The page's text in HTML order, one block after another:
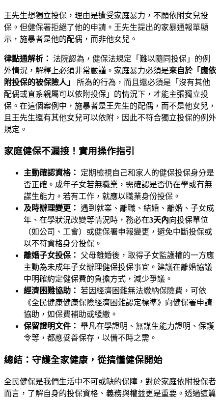
王先生想獨立投保，理由是遭受家庭暴力，不願依附女兒投
保。但健保署拒絕了他的申請。王先生提出的家暴通報單顯
示，施暴者是他的配偶，而非他女兒。
律點通解析： 法院認為，健保法規定「難以隨同投保」的例
外情況，解釋上必須非常嚴謹。家庭暴力必須是來自於「應依
附投保的被保險人」
所為的行為，而且還必須是「沒有其他
配偶或直系親屬可以依附投保」的情況下，才能主張獨立投
保。在這個案例中，施暴者是王先生的配偶，而不是他女兒，
且王先生還有其他女兒可以依附，因此不符合獨立投保的例外
規定。
家庭健保不漏接！實用操作指引
主動確認資格：
定期檢視自己和家人的健保投保身分是
否正確。成年子女若無職業，需確認是否仍在學或有無
謀生能力。若有工作，就應以職業身份投保。
及時辦理變更： 遇到就業、離職、結婚、離婚、子女成
年、在學狀況改變等情況時，務必在3天內向投保單位
（如公司、工會）或健保署申報變更，避免中斷投保或
以不符資格身分投保。
離婚子女投保：
父母離婚後，取得子女監護權的一方應
主動為未成年子女辦理健保投保事宜。建議在離婚協議
中明確約定健保費的負擔方式，減少爭議。
經濟困難協助： 若因經濟困難無法繳納保險費，可依
《全民健康健康保險經濟困難認定標準》向健保署申請
協助，如保費補助或緩繳。
保留證明文件： 舉凡在學證明、無謀生能力證明、保護
令等，都應妥善保存，以備不時之需。
總結：守護全家健康，從搞懂健保開始
全民健保是我們生活中不可或缺的保障，對於家庭依附投保者
而言，了解自身的投保資格、義務與權益更是重要。透過這篇